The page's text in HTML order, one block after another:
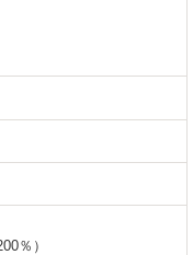
％）